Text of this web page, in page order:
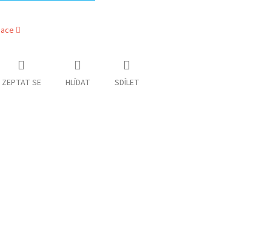
ZEPTAT SE HLÍDAT SDÍLET